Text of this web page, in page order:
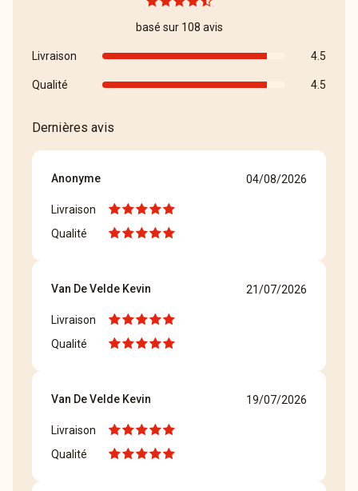
basé sur 108 avis
Livraison 4.5
Qualité 4.5
Dernières avis
Anonyme 04/08/2026
Livraison
Qualité
Van De Velde Kevin 21/07/2026
Livraison
Qualité
Van De Velde Kevin 19/07/2026
Livraison
Qualité